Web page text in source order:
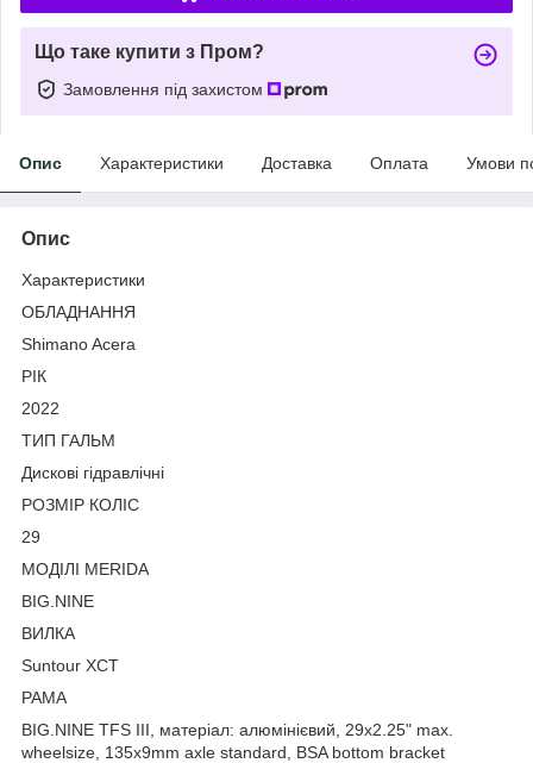
Що таке купити з Пром?
Замовлення під захистом
Опис Характеристики Доставка Оплата Умови
Опис
Характеристики
ОБЛАДНАННЯ
Shimano Acera
РІК
2022
ТИП ГАЛЬМ
Дискові гідравлічні
РОЗМІР КОЛІС
29
МОДІЛІ MERIDA
BIG.NINE
ВИЛКА
Suntour XCT
РАМА
BIG.NINE TFS III, матеріал: алюмінієвий, 29x2.25" max.
wheelsize, 135x9mm axle standard, BSA bottom bracket